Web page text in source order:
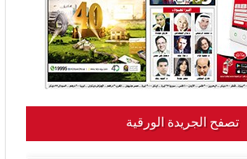
تصفح الجريدة الورقية